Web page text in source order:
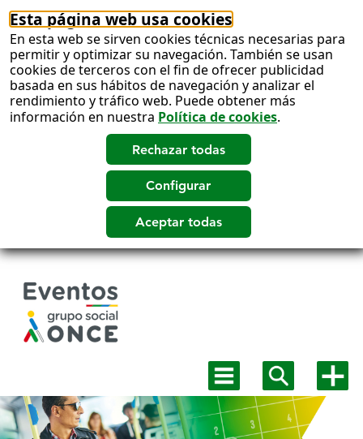
Esta página web usa cookies
En esta web se sirven cookies técnicas necesarias para
permitir y optimizar su navegación. También se usan
cookies de terceros con el fin de ofrecer publicidad
basada en sus hábitos de navegación y analizar el
rendimiento y tráfico web. Puede obtener más
información en nuestra Política de cookies.
Mostrar
menú
principal
Mostrar
buscadormás